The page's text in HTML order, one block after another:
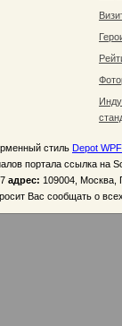
стиль Depot WPF
портала ссылка на
адрес: 109004, Москва,
Вас сообщать о